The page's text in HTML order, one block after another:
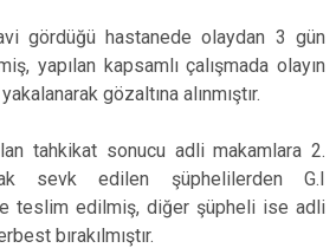
gördüğü hastanede olaydan 3 gün
yapılan kapsamlı çalışmada olayın
gözaltına alınmıştır.
tahkikat sonucu adli makamlara 2.
sevk edilen şüphelilerden G.I
teslim edilmiş, diğer şüpheli ise adli
bırakılmıştır.